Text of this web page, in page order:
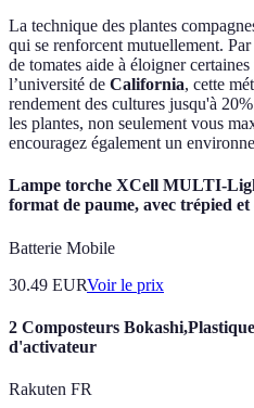
La technique des plantes
qui se renforcent mutuellement.
de tomates aide à éloigner
l’université de California, cette
rendement des cultures jusqu'à
les plantes, non seulement vous
encouragez également un
Lampe torche XCell MULTI-
format de paume, avec trépied
Batterie Mobile
30.49 EURVoir le prix
2 Composteurs
d'activateur
Rakuten FR